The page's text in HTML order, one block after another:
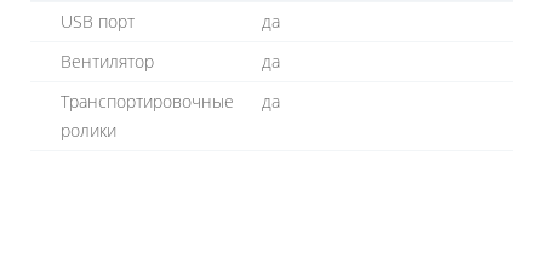
USB порт
да
Вентилятор
да
Транспортировочные
ролики
да